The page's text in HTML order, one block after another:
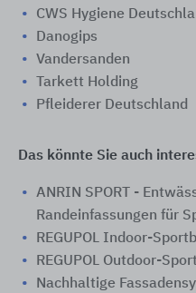
CWS Hygiene
Danogips
Vandersanden
Tarkett Holding
Pfleiderer Deutschland
Das könnte Sie auch
ANRIN SPORT -
Randeinfassungen für
REGUPOL Indoor-
REGUPOL Outdoor-
Nachhaltige